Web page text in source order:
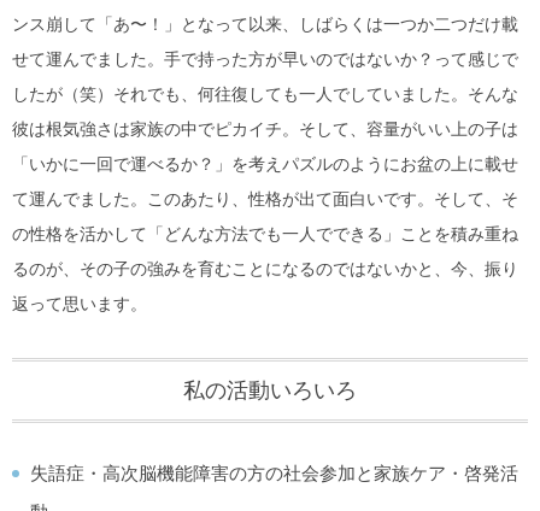
ンス崩して「あ〜！」となって以来、しばらくは一つか二つだけ載
せて運んでました。手で持った方が早いのではないか？って感じで
したが（笑）それでも、何往復しても一人でしていました。そんな
彼は根気強さは家族の中でピカイチ。そして、容量がいい上の子は
「いかに一回で運べるか？」を考えパズルのようにお盆の上に載せ
て運んでました。このあたり、性格が出て面白いです。そして、そ
の性格を活かして「どんな方法でも一人でできる」ことを積み重ね
るのが、その子の強みを育むことになるのではないかと、今、振り
返って思います。
私の活動いろいろ
失語症・高次脳機能障害の方の社会参加と家族ケア・啓発活